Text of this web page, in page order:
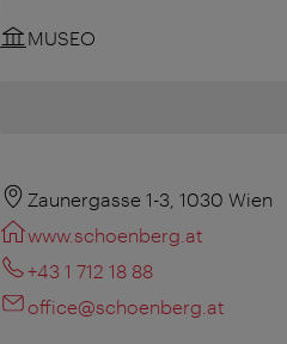
MUSEO
Zaunergasse 1-3, 1030 Wien
www.schoenberg.at
+43 1 712 18 88
office@schoenberg.at